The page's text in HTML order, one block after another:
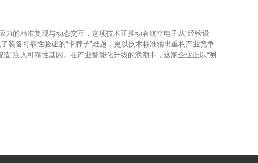
的精准复现与动态交互，这项技术正推动着航空电子从“经验设
装备可靠性验证的“卡脖子”难题，更以技术标准输出重构产业竞争
”注入可靠性基因。在产业智能化升级的浪潮中，这家企业正以“测